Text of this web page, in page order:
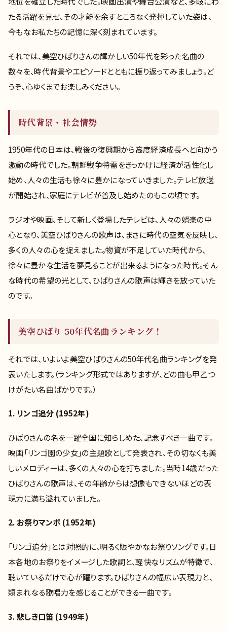
たる活躍を見せ、その才能を余すところなく発揮していた姿は、
今もなお私たちの記憶に深く刻まれています。
それでは、美空ひばりさんの輝かしい50年代を彩った名曲の
数々を、時代背景やエピソードとともに振り返ってみましょう。ど
うぞ、心ゆくまでお楽しみください。
時代背景・社会情勢
1950年代の日本は、戦後の復興期から高度経済成長へと向かう
激動の時代でした。朝鮮戦争特需をきっかけに経済が活性化し
始め、人々の生活も徐々に豊かになっていきました。テレビ放送
が開始され、家庭にテレビが普及し始めたのもこの頃です。
ラジオや映画、そして新しく登場したテレビは、人々の娯楽の中
心となり、美空ひばりさんの歌声は、まさに時代の空気を反映し、
多くの人々の心を捉えました。物資が不足していた時代から、
徐々に豊かな生活を夢見ることが出来るようになった時代。そん
な時代の希望の光として、ひばりさんの歌声は輝きを放っていた
のです。
美空ひばり 50年代名曲ランキング！
それでは、いよいよ美空ひばりさんの50年代名曲ランキングを発
表いたします。（ランキング形式ではありますが、どの曲も甲乙つ
けがたい名曲ばかりです。）
1. リンゴ追分 (1952年)
ひばりさんの名を一躍全国に知らしめた、記念すべき一曲です。
映画「リンゴ園の少女」の主題歌として発表され、その切なくも美
しいメロディーは、多くの人々の心を打ちました。当時14歳だった
ひばりさんの歌声は、その年齢からは想像もできないほどの表
現力に満ち溢れていました。
2. お祭りマンボ (1952年)
「リンゴ追分」とは対照的に、明るく賑やかなお祭りソングです。日
本各地のお祭りをイメージした歌詞と、軽快なリズムが特徴で、
聴いているだけで心が躍ります。ひばりさんの幅広い表現力と、
類まれなる歌唱力を感じることができる一曲です。
3. 悲しき口笛 (1949年)